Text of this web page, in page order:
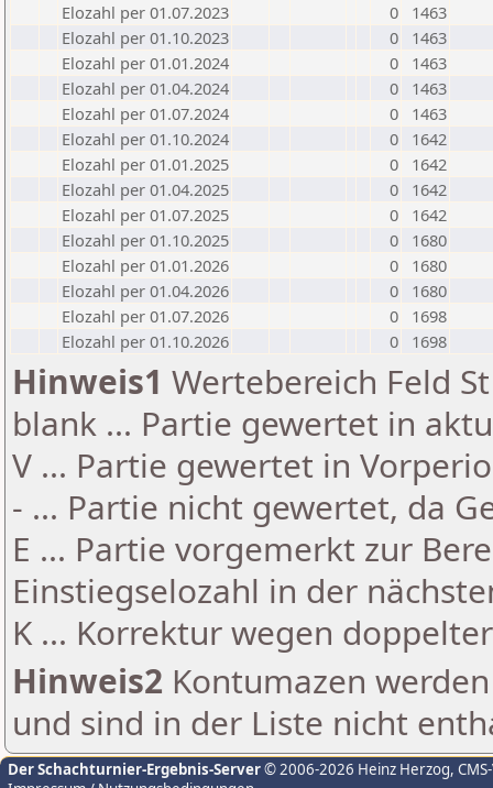
Elozahl per 01.07.2023
0
1463
Elozahl per 01.10.2023
0
1463
Elozahl per 01.01.2024
0
1463
Elozahl per 01.04.2024
0
1463
Elozahl per 01.07.2024
0
1463
Elozahl per 01.10.2024
0
1642
Elozahl per 01.01.2025
0
1642
Elozahl per 01.04.2025
0
1642
Elozahl per 01.07.2025
0
1642
Elozahl per 01.10.2025
0
1680
Elozahl per 01.01.2026
0
1680
Elozahl per 01.04.2026
0
1680
Elozahl per 01.07.2026
0
1698
Elozahl per 01.10.2026
0 1698
Hinweis1 Wertebereich Feld
blank ... Partie gewertet in
V ... Partie gewertet in
- ... Partie nicht gewertet, da
E ... Partie vorgemerkt zur
Einstiegselozahl in der
K ... Korrektur wegen
Hinweis2 Kontumazen
und sind in der Liste nicht
Der Schachturnier-Ergebnis-Server© 2006-2026 Heinz Herzog,